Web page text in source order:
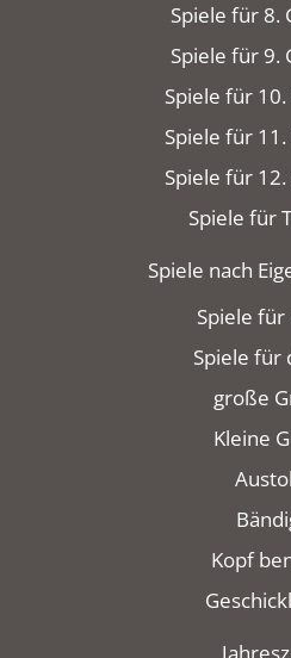
Spiele für 8.
Spiele für 9.
Spiele für
Spiele für
Spiele für
Spiele für
Spiele nach
Spiele
Spiele für
große
Kleine
Kopf